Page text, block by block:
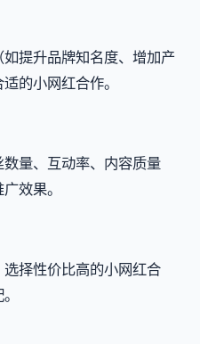
提升品牌知名度、增加产
的小网红合作。
量、互动率、内容质量
效果。
择性价比高的小网红合